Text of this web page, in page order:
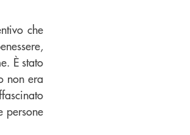
che
È stato
non era
persone